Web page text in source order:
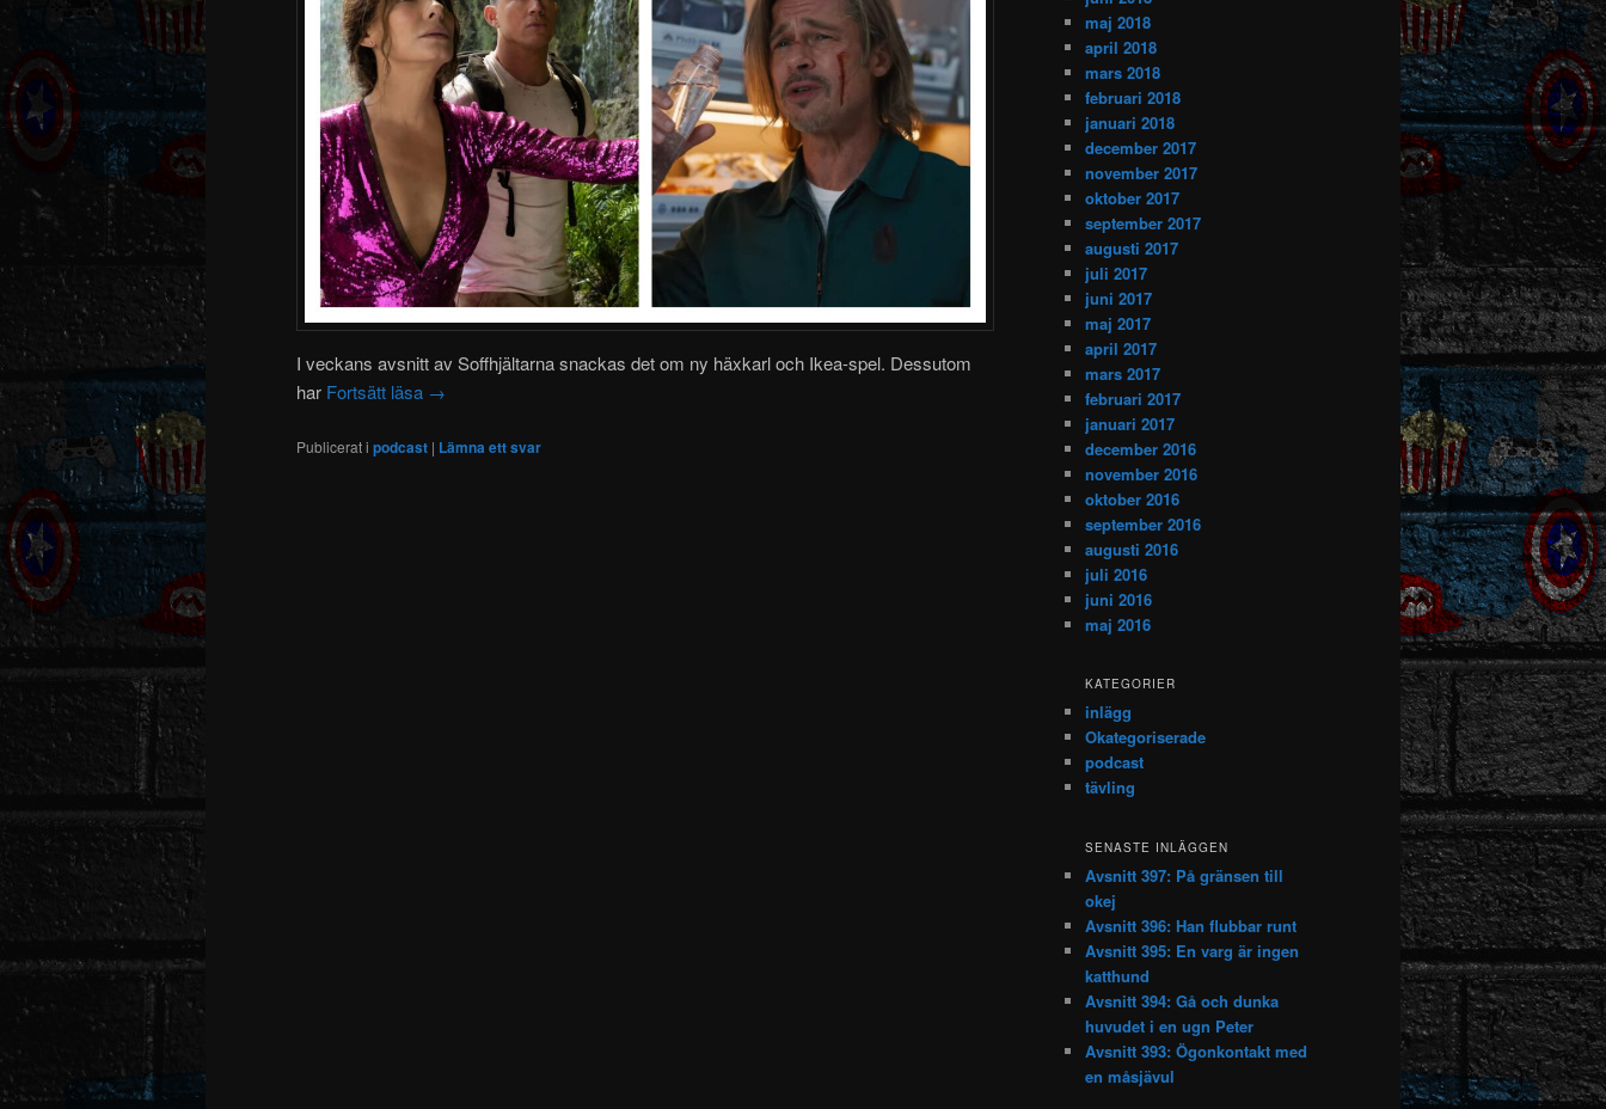
I veckans avsnitt av Soffhjältarna snackas det om ny häxkarl och Ikea-spel. Dessutom
har Fortsätt läsa →
Publicerat i podcast | Lämna ett svar
maj 2018
april 2018
mars 2018
februari 2018
januari 2018
december 2017
november 2017
oktober 2017
september 2017
augusti 2017
juli 2017
juni 2017
maj 2017
april 2017
mars 2017
februari 2017
januari 2017
december 2016
november 2016
oktober 2016
september 2016
augusti 2016
juli 2016
juni 2016
maj 2016
KATEGORIER
inlägg
Okategoriserade
podcast
tävling
SENASTE INLÄGGEN
Avsnitt 397: På gränsen till
okej
Avsnitt 396: Han flubbar runt
Avsnitt 395: En varg är ingen
katthund
Avsnitt 394: Gå och dunka
huvudet i en ugn Peter
Avsnitt 393: Ögonkontakt med
en måsjävul